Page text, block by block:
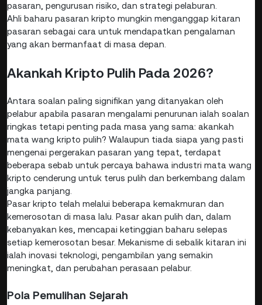
pasaran, pengurusan risiko, dan strategi pelaburan.
Ahli baharu pasaran kripto mungkin menganggap kitaran
pasaran sebagai cara untuk mendapatkan pengalaman
yang akan bermanfaat di masa depan.
Akankah Kripto Pulih Pada 2026?
Antara soalan paling signifikan yang ditanyakan oleh
pelabur apabila pasaran mengalami penurunan ialah soalan
ringkas tetapi penting pada masa yang sama: akankah
mata wang kripto pulih? Walaupun tiada siapa yang pasti
mengenai pergerakan pasaran yang tepat, terdapat
beberapa sebab untuk percaya bahawa industri mata wang
kripto cenderung untuk terus pulih dan berkembang dalam
jangka panjang.
Pasar kripto telah melalui beberapa kemakmuran dan
kemerosotan di masa lalu. Pasar akan pulih dan, dalam
kebanyakan kes, mencapai ketinggian baharu selepas
setiap kemerosotan besar. Mekanisme di sebalik kitaran ini
ialah inovasi teknologi, pengambilan yang semakin
meningkat, dan perubahan perasaan pelabur.
Pola Pemulihan Sejarah